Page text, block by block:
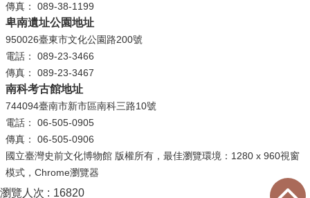
識
我
們
便
民
服
務
性
別
平
傳真： 089-38-1199
卑南遺址公園地址
950026臺東市文化公園路200號
電話： 089-23-3466
傳真： 089-23-3467
南科考古館地址
744094臺南市新市區南科三路10號
電話： 06-505-0905
傳真： 06-505-0906
國立臺灣史前文化博物館 版權所有，最佳瀏覽環境：1280 x 960視窗
模式，Chrome瀏覽器
瀏覽人次 16820